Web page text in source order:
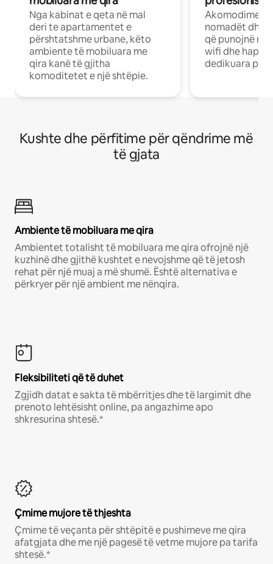
Nga kabinat e qeta në mal
deri te apartamentet e
përshtatshme urbane, këto
ambiente të mobiluara me
qira kanë të gjitha
komoditetet e një shtëpie.
Akomodime
nomadët dhe
që punojnë në
wifi dhe
dedikuara
Kushte dhe përfitime për qëndrime më
të gjata
Ambiente të mobiluara me qira
Ambientet totalisht të mobiluara me qira ofrojnë një
kuzhinë dhe gjithë kushtet e nevojshme që të jetosh
rehat për një muaj a më shumë. Është alternativa e
përkryer për një ambient me nënqira.
Fleksibiliteti që të duhet
Zgjidh datat e sakta të mbërritjes dhe të largimit dhe
prenoto lehtësisht online, pa angazhime apo
shkresurina shtesë.*
Çmime mujore të thjeshta
Çmime të veçanta për shtëpitë e pushimeve me qira
afatgjata dhe me një pagesë të vetme mujore pa tarifa
shtesë.*